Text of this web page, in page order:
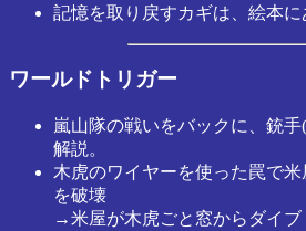
記憶を取り戻すカギは、絵本に
ワールドトリガー
嵐山隊の戦いをバックに、銃
解説。
木虎のワイヤーを使った罠で
を破壊
→米屋が木虎ごと窓からダイブ